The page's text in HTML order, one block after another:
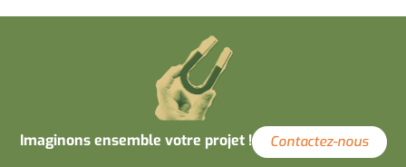
Imaginons ensemble votre projet ! Contactez-nous